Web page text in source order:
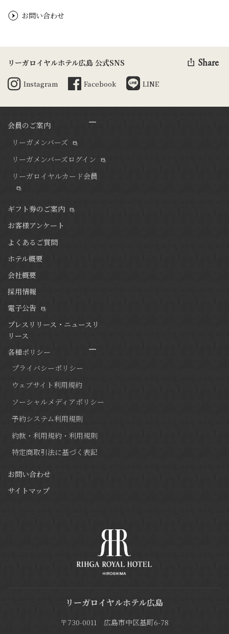
お問い合わせ
リーガロイヤルホテル広島 公式SNS
Instagram Facebook LINE
Share
会員のご案内
リーガメンバーズ
リーガメンバーズログイン
リーガロイヤルカード会員
ギフト券のご案内
お客様アンケート
よくあるご質問
ホテル概要
会社概要
採用情報
電子公告
プレスリリース・ニュースリ
リース
各種ポリシー
プライバシーポリシー
ウェブサイト利用規約
ソーシャルメディアポリシー
予約システム利用規則
約款・利用規約・利用規則
特定商取引法に基づく表記
お問い合わせ
サイトマップ
リーガロイヤルホテル広島
〒730-0011 広島市中区基町6-78